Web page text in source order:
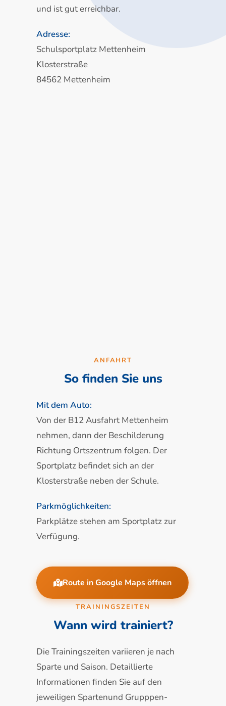
und ist gut erreichbar.
Adresse:
Schulsportplatz Mettenheim
Klosterstraße
84562 Mettenheim
ANFAHRT
So finden Sie uns
Mit dem Auto:
Von der B12 Ausfahrt Mettenheim
nehmen, dann der Beschilderung
Richtung Ortszentrum folgen. Der
Sportplatz befindet sich an der
Klosterstraße neben der Schule.
Parkmöglichkeiten:
Parkplätze stehen am Sportplatz zur
Verfügung.
Route in Google Maps öffnen
TRAININGSZEITEN
Wann wird trainiert?
Die Trainingszeiten variieren je nach
Sparte und Saison. Detaillierte
Informationen finden Sie auf den
jeweiligen Spartenund Grupppen-